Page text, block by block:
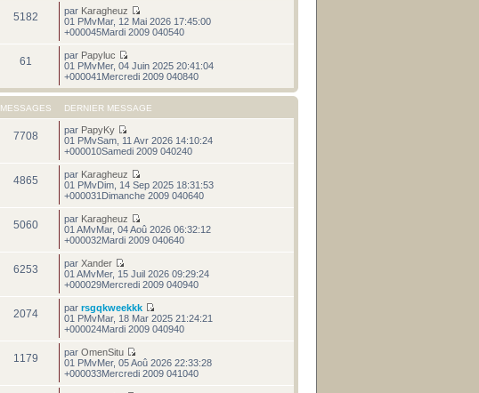
5182 par Karagheuz
01 PMvMar, 12 Mai 2026 17:45:00
+000045Mardi 2009 040540
61 par Papyluc
01 PMvMer, 04 Juin 2025 20:41:04
+000041Mercredi 2009 040840
MESSAGES DERNIER MESSAGE
7708 par PapyKy
01 PMvSam, 11 Avr 2026 14:10:24
+000010Samedi 2009 040240
4865 par Karagheuz
01 PMvDim, 14 Sep 2025 18:31:53
+000031Dimanche 2009 040640
5060 par Karagheuz
01 AMvMar, 04 Aoû 2026 06:32:12
+000032Mardi 2009 040640
6253 parXander
01 AMvMer, 15 Juil 2026 09:29:24
+000029Mercredi 2009 040940
2074 parrsgqkweekkk
01 PMvMar, 18 Mar 2025 21:24:21
+000024Mardi 2009 040940
1179 parOmenSitu
01 PMvMer, 05 Aoû 2026 22:33:28
+000033Mercredi 2009 041040